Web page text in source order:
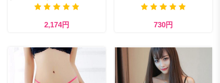
2,174円 730円